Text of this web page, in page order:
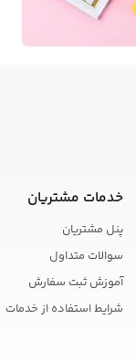
خدمات مشتریان
پنل مشتریان
سوالات متداول
آموزش ثبت سفارش
شرایط استفاده از خدمات